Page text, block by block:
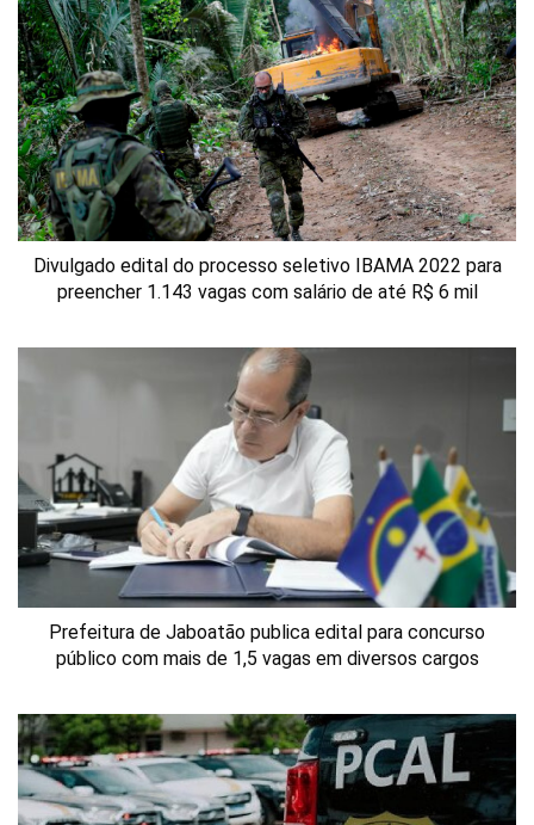
Divulgado edital do processo seletivo IBAMA 2022 para
preencher 1.143 vagas com salário de até R$ 6 mil
Prefeitura de Jaboatão publica edital para concurso
público com mais de 1,5 vagas em diversos cargos